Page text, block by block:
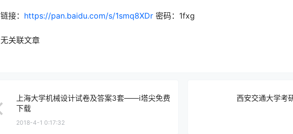
链接： https://pan.baidu.com/s/1smq8XDr 密码：1fxg
无关联文章
上海大学机械设计试卷及答案3套——i塔尖免费
下载
2018-4-1 0:17:32
西安交通大学考